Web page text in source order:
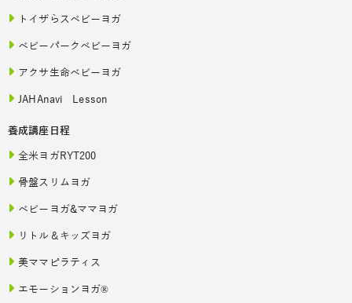
トイザらスベビーヨガ
ベビーパークベビーヨガ
アクサ生命ベビーヨガ
JAHAnavi Lesson
養成講座日程
全米ヨガRYT200
骨盤スリムヨガ
ベビーヨガ&ママヨガ
リトル＆キッズヨガ
美ママピラティス
エモーションヨガ®